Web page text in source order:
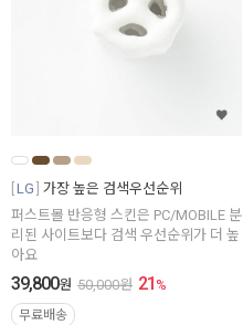
LG 가장 높은 검색우선순위
퍼스트몰 반응형 스킨은 PC/MOBILE 분
리된 사이트보다 검색 우선순위가 더 높
아요
39,800원 50,000원 21 %
무료배송